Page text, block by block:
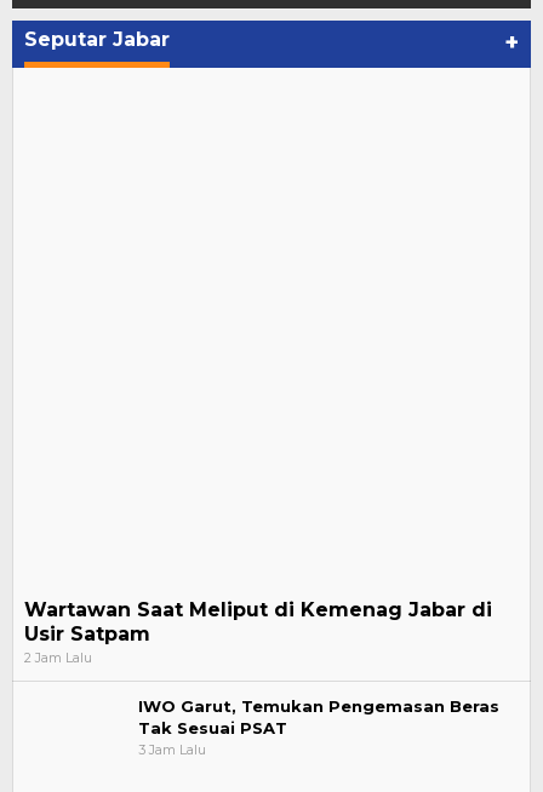
Seputar Jabar +
Wartawan Saat Meliput di Kemenag Jabar di
Usir Satpam
2 Jam Lalu
IWO Garut, Temukan Pengemasan Beras
Tak Sesuai PSAT
3 Jam Lalu